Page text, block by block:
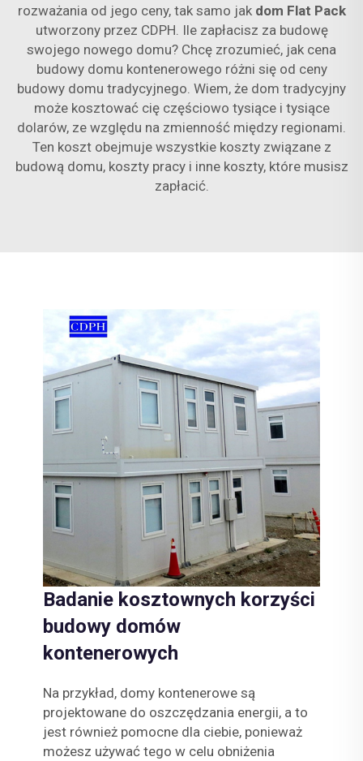
rozważania od jego ceny, tak samo jak dom Flat Pack
utworzony przez CDPH. Ile zapłacisz za budowę
swojego nowego domu? Chcę zrozumieć, jak cena
budowy domu kontenerowego różni się od ceny
budowy domu tradycyjnego. Wiem, że dom tradycyjny
może kosztować cię częściowo tysiące i tysiące
dolarów, ze względu na zmienność między regionami.
Ten koszt obejmuje wszystkie koszty związane z
budową domu, koszty pracy i inne koszty, które musisz
zapłacić.
Badanie kosztownych korzyści
budowy domów
kontenerowych
Na przykład, domy kontenerowe są
projektowane do oszczędzania energii, a to
jest również pomocne dla ciebie, ponieważ
możesz używać tego w celu obniżenia